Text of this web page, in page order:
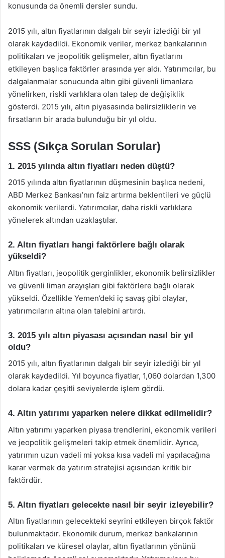
konusunda da önemli dersler sundu.
2015 yılı, altın fiyatlarının dalgalı bir seyir izlediği bir yıl
olarak kaydedildi. Ekonomik veriler, merkez bankalarının
politikaları ve jeopolitik gelişmeler, altın fiyatlarını
etkileyen başlıca faktörler arasında yer aldı. Yatırımcılar, bu
dalgalanmalar sonucunda altın gibi güvenli limanlara
yönelirken, riskli varlıklara olan talep de değişiklik
gösterdi. 2015 yılı, altın piyasasında belirsizliklerin ve
fırsatların bir arada bulunduğu bir yıl oldu.
SSS (Sıkça Sorulan Sorular)
1. 2015 yılında altın fiyatları neden düştü?
2015 yılında altın fiyatlarının düşmesinin başlıca nedeni,
ABD Merkez Bankası’nın faiz artırma beklentileri ve güçlü
ekonomik verilerdi. Yatırımcılar, daha riskli varlıklara
yönelerek altından uzaklaştılar.
2. Altın fiyatları hangi faktörlere bağlı olarak
yükseldi?
Altın fiyatları, jeopolitik gerginlikler, ekonomik belirsizlikler
ve güvenli liman arayışları gibi faktörlere bağlı olarak
yükseldi. Özellikle Yemen’deki iç savaş gibi olaylar,
yatırımcıların altına olan talebini artırdı.
3. 2015 yılı altın piyasası açısından nasıl bir yıl
oldu?
2015 yılı, altın fiyatlarının dalgalı bir seyir izlediği bir yıl
olarak kaydedildi. Yıl boyunca fiyatlar, 1,060 dolardan 1,300
dolara kadar çeşitli seviyelerde işlem gördü.
4. Altın yatırımı yaparken nelere dikkat edilmelidir?
Altın yatırımı yaparken piyasa trendlerini, ekonomik verileri
ve jeopolitik gelişmeleri takip etmek önemlidir. Ayrıca,
yatırımın uzun vadeli mi yoksa kısa vadeli mi yapılacağına
karar vermek de yatırım stratejisi açısından kritik bir
faktördür.
5. Altın fiyatları gelecekte nasıl bir seyir izleyebilir?
Altın fiyatlarının gelecekteki seyrini etkileyen birçok faktör
bulunmaktadır. Ekonomik durum, merkez bankalarının
politikaları ve küresel olaylar, altın fiyatlarının yönünü